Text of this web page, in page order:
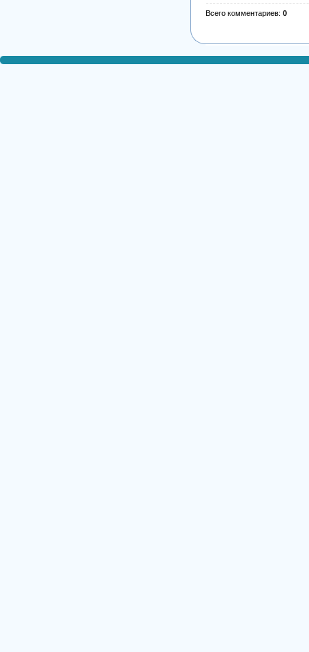
Всего комментариев: 0